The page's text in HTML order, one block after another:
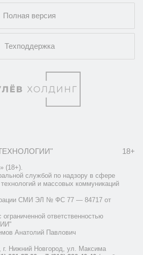
Полная версия
Техподдержка
18+
(18+).
службой по надзору в сфере
и массовых коммуникаций
СМИ ЭЛ № ФС 77 — 84717 от
ответственностью
Анатолий Павлович
г. Нижний Новгород, ул. Максима